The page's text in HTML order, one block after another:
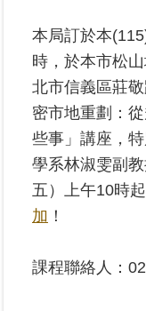
線
上
查
詢
網
路
申
辦
業
者
本局訂於本
時，於本市松
北市信義區莊
密市地重劃：
些事」講座，
學系林淑雯副
五）上午10時
加 ！
課程聯絡人：